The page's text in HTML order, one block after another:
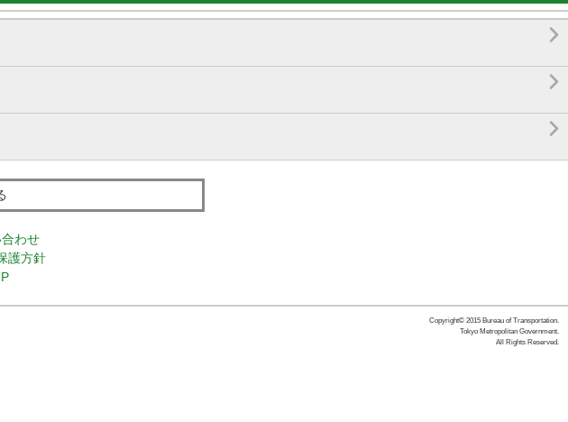



わせ
護方針
Copyright© 2015 Bureau of Transportation.
Tokyo Metropolitan Government.
All Rights Reserved.